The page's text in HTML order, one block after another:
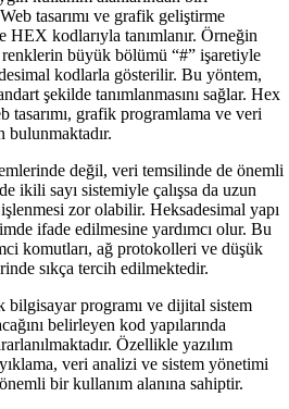
tasarımı ve grafik geliştirme
HEX kodlarıyla tanımlanır. Örneğin
büyük bölümü “#” işaretiyle
kodlarla gösterilir. Bu yöntem,
şekilde tanımlanmasını sağlar. Hex
tasarımı, grafik programlama ve veri
değil, veri temsilinde de önemli
ikili sayı sistemiyle çalışsa da uzun
zor olabilir. Heksadesimal yapı
ifade edilmesine yardımcı olur. Bu
komutları, ağ protokolleri ve düşük
sıkça tercih edilmektedir.
bilgisayar programı ve dijital sistem
belirleyen kod yapılarında
Özellikle yazılım
veri analizi ve sistem yönetimi
bir kullanım alanına sahiptir.